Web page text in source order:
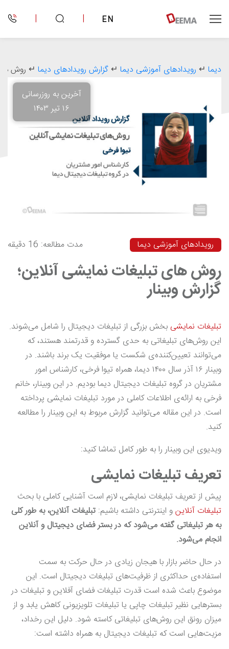
EN
|
|
دیما ↵ رویدادهای آموزشی دیما ↵ گزارش رویدادهای دیما ↵ روش
آخرین به روزرسانی
۱۶ تیر ۱۴۰۳
رویدادهای آموزشی دیما مدت مطالعه: 16 دقیقه
روش های تبلیغات نمایشی آنلاین؛
گزارش وبینار
تبلیغات نمایشی بخش بزرگی از تبلیغات دیجیتال را شامل می‌شوند.
این روش‌های تبلیغاتی به حدی گسترده و قدرتمند هستند، که
می‌توانند تعیین‌کننده‌ی شکست یا موفقیت یک برند باشند. در
وبینار ۱۶ آذر سال ۱۴۰۰ دیما، همراه تیوا فرخی، کارشناس امور
مشتریان در گروه تبلیغات دیجیتال دیما بودیم. در این وبینار، خانم
فرخی به ارائه‌ی اطلاعات کاملی در مورد تبلیغات نمایشی پرداخته
است. در این مقاله می‌توانید گزارش مربوط به این وبینار را مطالعه
کنید.
ویدیوی این وبینار را به طور کامل تماشا کنید:
تعریف تبلیغات نمایشی
پیش از تعریف تبلیغات نمایشی، لازم است آشنایی کاملی با بحث
تبلیغات آنلاینو اینترنتی داشته باشیم: تبلیغات آنلاین، به طور کلی
به هر تبلیغاتی گفته می‌شود که در بستر فضای دیجیتال و آنلاین
انجام می‌شود.
در حال حاضر بازار با هیجان زیادی در حال حرکت به سمت
استفاده‌ی حداکثری از ظرفیت‌های تبلیغات دیجیتال است. این
موضوع باعث شده است قدرت تبلیغات فضای آفلاین و تبلیغات در
بسترهایی نظیر تبلیغات چاپی یا تبلیغات تلویزیونی کاهش یابد و از
میزان رونق این روش‌های تبلیغاتی کاسته شود. دلیل این رخداد،
مزیت‌هایی است که تبلیغات دیجیتال به همراه داشته است: